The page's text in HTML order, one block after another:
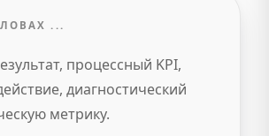
...
процессный KPI,
диагностический
метрику.